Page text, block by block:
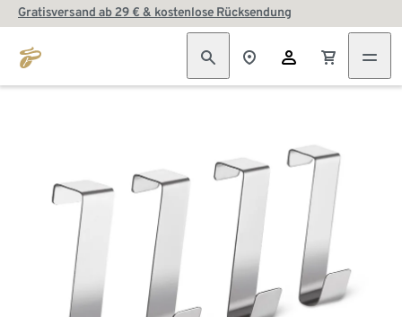
Gratisversand ab 29 € & kostenlose Rücksendung